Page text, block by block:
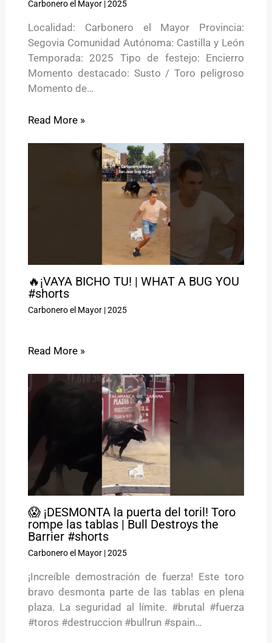
Carbonero el Mayor|2025
Localidad: Carbonero el Mayor Provincia:
Segovia Comunidad Autónoma: Castilla y León
Temporada: 2025 Tipo de festejo: Encierro
Momento destacado: Susto / Toro peligroso
Momento de…
Read More »
🔥¡VAYA BICHO TU! | WHAT A BUG YOU
#shorts
Carbonero el Mayor|2025
Read More »
😱 ¡DESMONTA la puerta del toril! Toro
rompe las tablas | Bull Destroys the
Barrier #shorts
Carbonero el Mayor|2025
¡Increíble demostración de fuerza! Este toro
bravo desmonta parte de las tablas en plena
plaza. La seguridad al límite. #brutal #fuerza
#toros #destruccion #bullrun #spain…